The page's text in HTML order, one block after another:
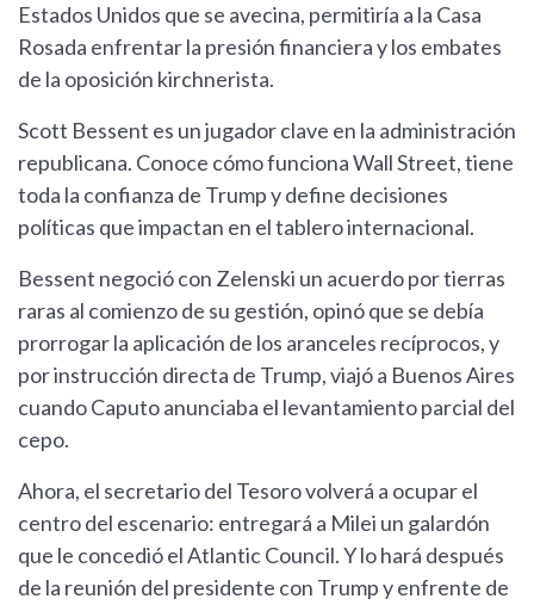
Estados Unidos que se avecina, permitiría a la Casa
Rosada enfrentar la presión financiera y los embates
de la oposición kirchnerista.
Scott Bessent es un jugador clave en la administración
republicana. Conoce cómo funciona Wall Street, tiene
toda la confianza de Trump y define decisiones
políticas que impactan en el tablero internacional.
Bessent negoció con Zelenski un acuerdo por tierras
raras al comienzo de su gestión, opinó que se debía
prorrogar la aplicación de los aranceles recíprocos, y
por instrucción directa de Trump, viajó a Buenos Aires
cuando Caputo anunciaba el levantamiento parcial del
cepo.
Ahora, el secretario del Tesoro volverá a ocupar el
centro del escenario: entregará a Milei un galardón
que le concedió el Atlantic Council. Y lo hará después
de la reunión del presidente con Trump y enfrente de